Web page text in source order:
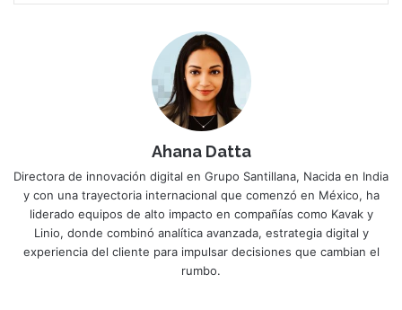
Ahana Datta
Directora de innovación digital en Grupo Santillana, Nacida en India
y con una trayectoria internacional que comenzó en México, ha
liderado equipos de alto impacto en compañías como Kavak y
Linio, donde combinó analítica avanzada, estrategia digital y
experiencia del cliente para impulsar decisiones que cambian el
rumbo.